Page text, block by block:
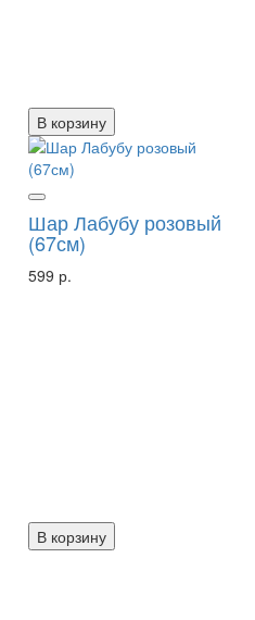
В корзину
Шар Лабубу розовый
(67см)
599 р.
В корзину